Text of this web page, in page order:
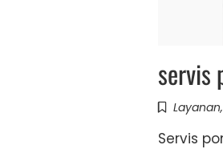
servis
Layanan,
Servis